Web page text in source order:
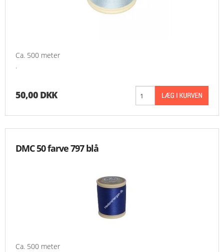
Ca. 500 meter
.
50,00 DKK
DMC 50 farve 797 blå
Ca. 500 meter